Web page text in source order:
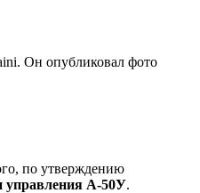
Он опубликовал фото
по утверждению
управления А-50У.